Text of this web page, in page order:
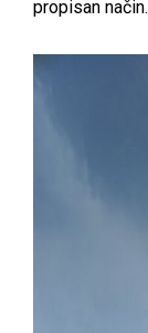
propisan način.